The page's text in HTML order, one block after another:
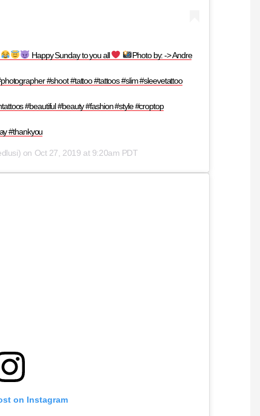
Happy Sunday to you all Photo by: -> Andre
#shoot #tattoo #tattoos #slim #sleevetattoo
#beautiful #beauty #fashion #style #croptop
#thankyou
on Oct 27, 2019 at 9:20am PDT
on Instagram